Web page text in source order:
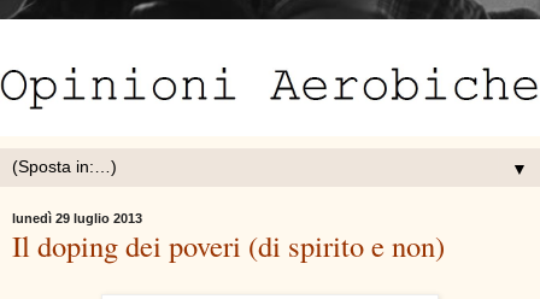
▼
lunedì 29 luglio 2013
Il doping dei poveri (di spirito e non)